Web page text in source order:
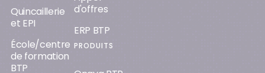
Onaya
Négoce
© Orisha2026— Tous droits réservés
Gestion des cookies